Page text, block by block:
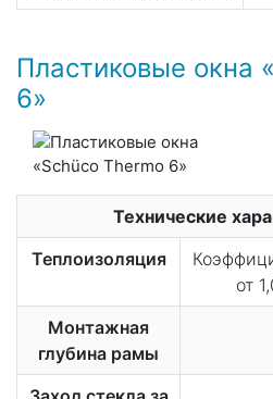
Пластиковые окна
6​»
Технические
Теплоизоляция
от
Монтажная
глубина рамы